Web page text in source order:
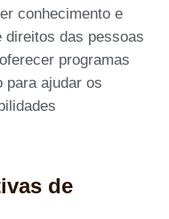
conhecimento e
direitos das pessoas
programas
para ajudar os
de